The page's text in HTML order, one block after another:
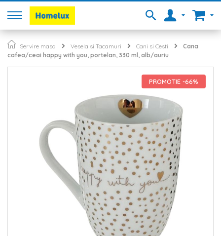
Servire masa Vesela si Tacamuri Cani si Cesti
Cana
cafea/ceai happy with you, portelan, 330 ml, alb/auriu
PROMOTIE -66%